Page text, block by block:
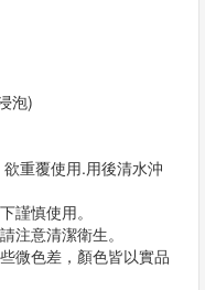
泡)
重覆使用.用後清水沖
謹慎使用。
注意清潔衛生。
微色差，顏色皆以實品